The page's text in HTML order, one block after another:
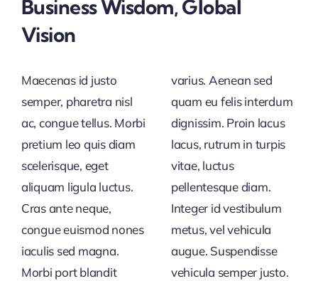
Business Wisdom, Global
Vision
Maecenas id justo
semper, pharetra nisl
ac, congue tellus. Morbi
pretium leo quis diam
scelerisque, eget
aliquam ligula luctus.
Cras ante neque,
congue euismod nones
iaculis sed magna.
Morbi port blandit
varius. Aenean sed
quam eu felis interdum
dignissim. Proin lacus
lacus, rutrum in turpis
vitae, luctus
pellentesque diam.
Integer id vestibulum
metus, vel vehicula
augue. Suspendisse
vehicula semper justo.